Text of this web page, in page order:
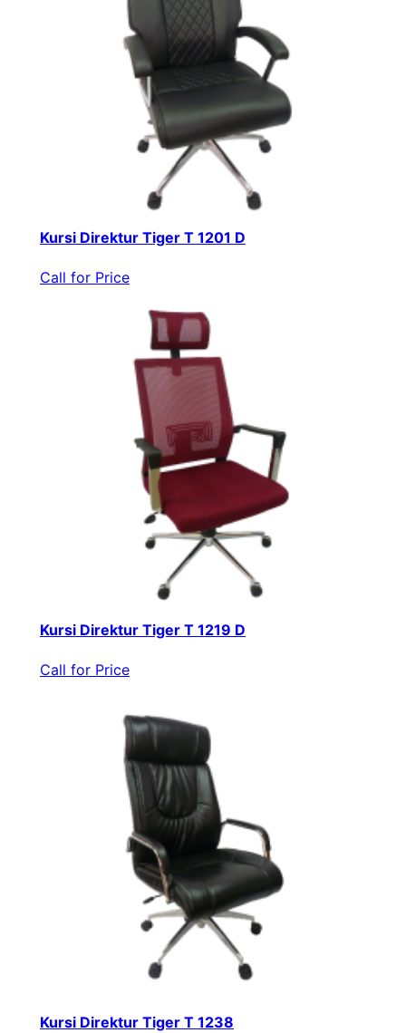
Kursi Direktur Tiger T 1201 D
Call for Price
Kursi Direktur Tiger T 1219 D
Call for Price
Kursi Direktur Tiger T 1238